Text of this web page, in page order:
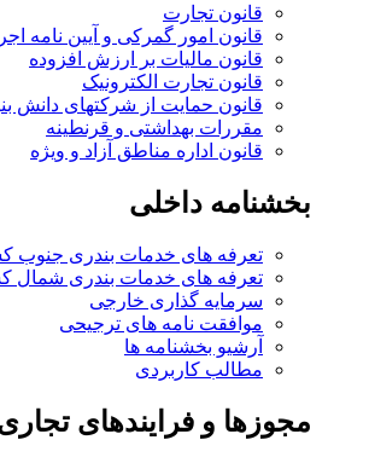
قانون تجارت
قانون امور گمرکی و آیین نامه
قانون مالیات بر ارزش افزوده
قانون تجارت الکترونیک
قانون حمایت از شرکتهای دانش
مقررات بهداشتی و قرنطینه
قانون اداره مناطق آزاد و ویژه
بخشنامه داخلی
تعرفه های خدمات بندری جنوب
تعرفه های خدمات بندری شمال
سرمایه گذاری خارجی
موافقت نامه های ترجیحی
آرشیو بخشنامه ها
مطالب کاربردی
مجوزها و فرایندهای